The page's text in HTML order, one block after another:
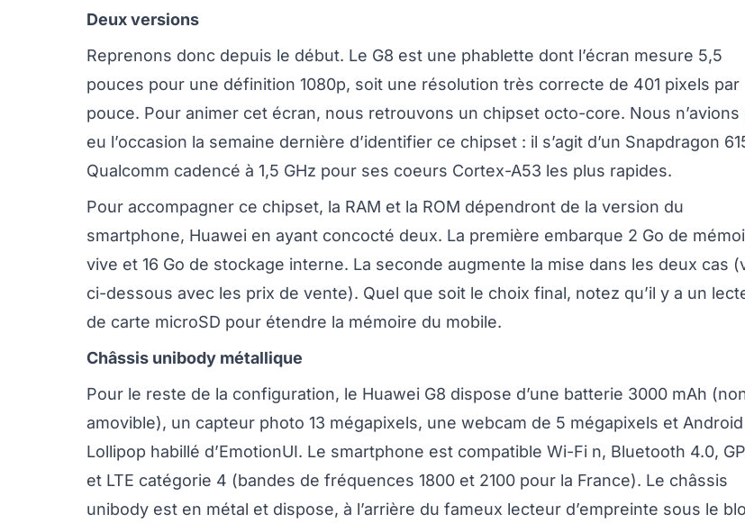
Deux versions
Reprenons donc depuis le début. Le G8 est une phablette dont l’écran mesure 5,5
pouces pour une définition 1080p, soit une résolution très correcte de 401 pixels par
pouce. Pour animer cet écran, nous retrouvons un chipset octo-core. Nous n’avions
eu l’occasion la semaine dernière d’identifier ce chipset : il s’agit d’un Snapdragon
Qualcomm cadencé à 1,5 GHz pour ses coeurs Cortex-A53 les plus rapides.
Pour accompagner ce chipset, la RAM et la ROM dépendront de la version du
smartphone, Huawei en ayant concocté deux. La première embarque 2 Go de
vive et 16 Go de stockage interne. La seconde augmente la mise dans les deux cas
ci-dessous avec les prix de vente). Quel que soit le choix final, notez qu’il y a un
de carte microSD pour étendre la mémoire du mobile.
Châssis unibody métallique
Pour le reste de la configuration, le Huawei G8 dispose d’une batterie 3000 mAh
amovible), un capteur photo 13 mégapixels, une webcam de 5 mégapixels et Android
Lollipop habillé d’EmotionUI. Le smartphone est compatible Wi-Fi n, Bluetooth 4.0,
et LTE catégorie 4 (bandes de fréquences 1800 et 2100 pour la France). Le châssis
unibody est en métal et dispose, à l’arrière du fameux lecteur d’empreinte sous le